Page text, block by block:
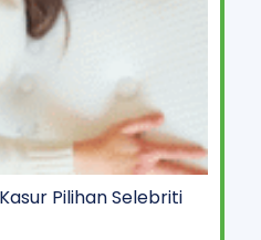
Pilihan Selebriti